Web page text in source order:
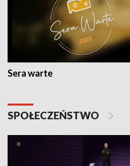
Sera warte
SPOŁECZEŃSTWO